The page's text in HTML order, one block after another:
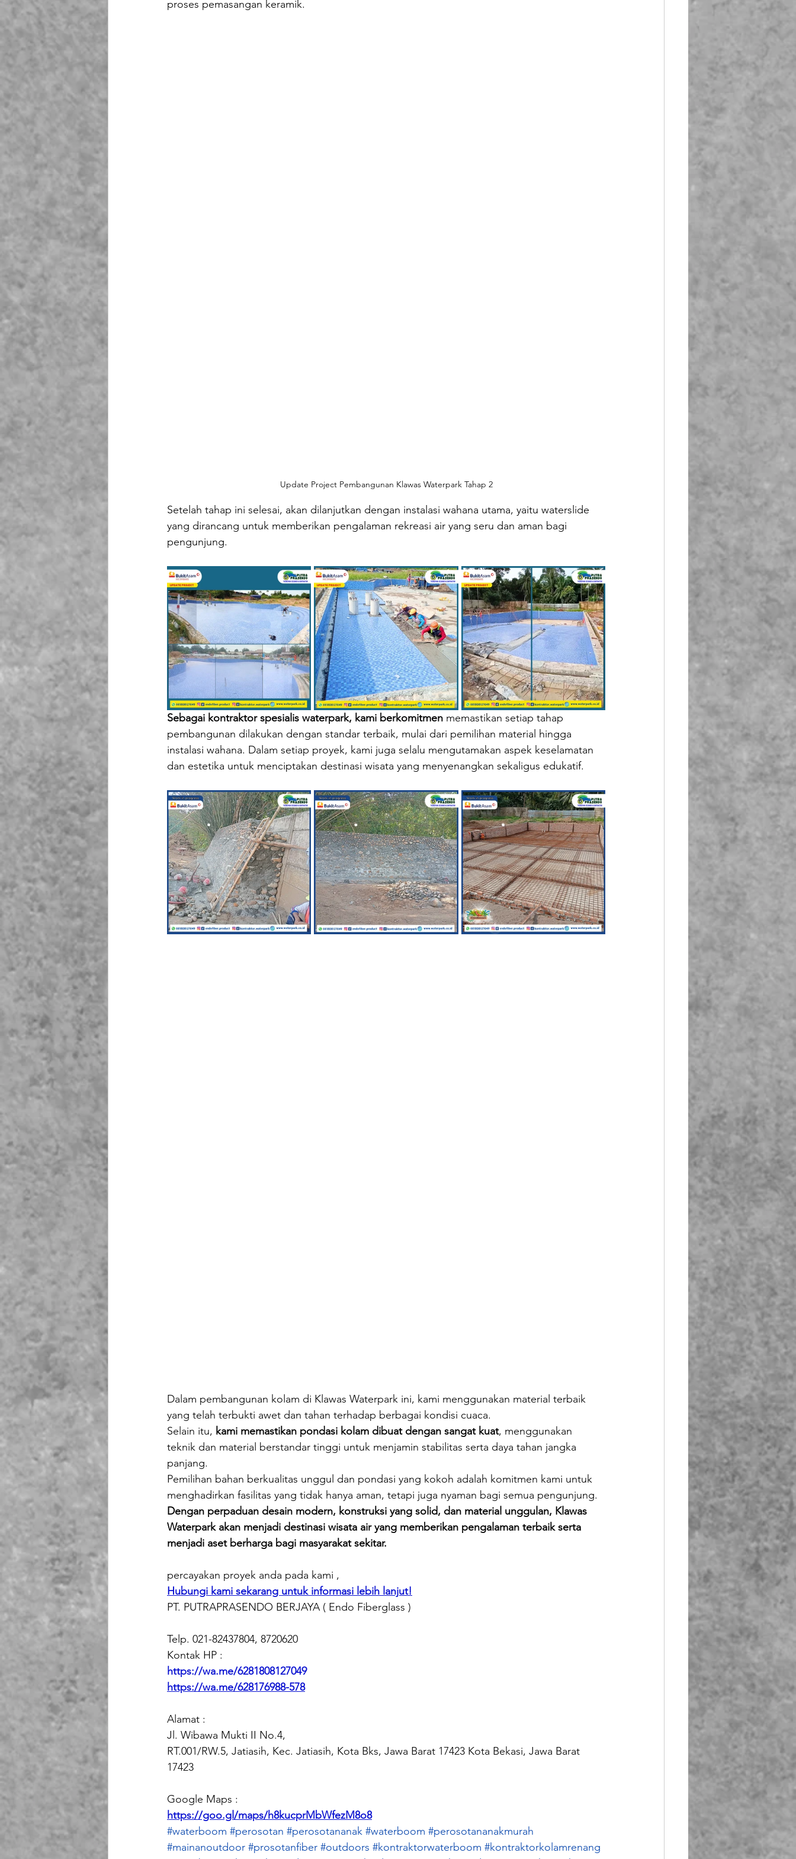
Playground Fiberglass
proses pemasangan keramik.
Update Project Pembangunan Klawas Waterpark Tahap 2
Setelah tahap ini selesai, akan dilanjutkan dengan instalasi wahana utama, yaitu waterslide
yang dirancang untuk memberikan pengalaman rekreasi air yang seru dan aman bagi
pengunjung.
Sebagai kontraktor spesialis waterpark, kami berkomitmen memastikan setiap tahap
pembangunan dilakukan dengan standar terbaik, mulai dari pemilihan material hingga
instalasi wahana. Dalam setiap proyek, kami juga selalu mengutamakan aspek keselamatan
dan estetika untuk menciptakan destinasi wisata yang menyenangkan sekaligus edukatif.
Dalam pembangunan kolam di Klawas Waterpark ini, kami menggunakan material terbaik
yang telah terbukti awet dan tahan terhadap berbagai kondisi cuaca.
Selain itu, kami memastikan pondasi kolam dibuat dengan sangat kuat, menggunakan
teknik dan material berstandar tinggi untuk menjamin stabilitas serta daya tahan jangka
panjang.
Pemilihan bahan berkualitas unggul dan pondasi yang kokoh adalah komitmen kami untuk
menghadirkan fasilitas yang tidak hanya aman, tetapi juga nyaman bagi semua pengunjung.
Dengan perpaduan desain modern, konstruksi yang solid, dan material unggulan, Klawas
Waterpark akan menjadi destinasi wisata air yang memberikan pengalaman terbaik serta
menjadi aset berharga bagi masyarakat sekitar.
percayakan proyek anda pada kami ,
Hubungi kami sekarang untuk informasi lebih lanjut!
PT. PUTRAPRASENDO BERJAYA ( Endo Fiberglass )
Telp. 021-82437804, 8720620
Kontak HP :
https://wa.me/6281808127049
https://wa.me/628176988-578
Alamat :
Jl. Wibawa Mukti II No.4,
RT.001/RW.5, Jatiasih, Kec. Jatiasih, Kota Bks, Jawa Barat 17423 Kota Bekasi, Jawa Barat
17423
Google Maps :
https://goo.gl/maps/h8kucprMbWfezM8o8
#waterboom #perosotan #perosotananak #waterboom #perosotananakmurah
#mainanoutdoor #prosotanfiber #outdoors #kontraktorwaterboom #kontraktorkolamrenang